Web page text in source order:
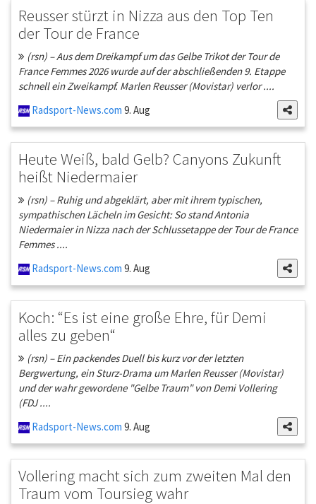
Reusser stürzt in Nizza aus den Top Ten
der Tour de France
(rsn) – Aus dem Dreikampf um das Gelbe Trikot der Tour de
France Femmes 2026 wurde auf der abschließenden 9. Etappe
schnell ein Zweikampf. Marlen Reusser (Movistar) verlor ....
Radsport-News.com 9. Aug
Heute Weiß, bald Gelb? Canyons Zukunft
heißt Niedermaier
(rsn) – Ruhig und abgeklärt, aber mit ihrem typischen,
sympathischen Lächeln im Gesicht: So stand Antonia
Niedermaier in Nizza nach der Schlussetappe der Tour de France
Femmes ....
Radsport-News.com 9. Aug
Koch: “Es ist eine große Ehre, für Demi
alles zu geben“
(rsn) – Ein packendes Duell bis kurz vor der letzten
Bergwertung, ein Sturz-Drama um Marlen Reusser (Movistar)
und der wahr gewordene "Gelbe Traum" von Demi Vollering
(FDJ ....
Radsport-News.com 9. Aug
Vollering macht sich zum zweiten Mal den
Traum vom Toursieg wahr